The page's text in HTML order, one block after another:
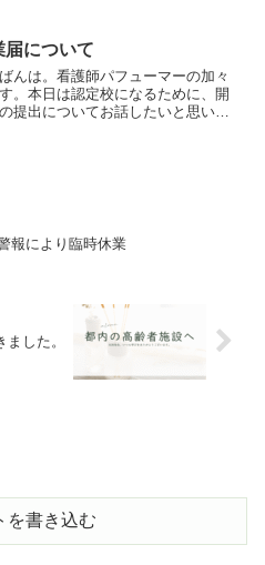
す。今日は普段何気なく使ってい
を少し調べてみまし...
届について
んは。看護師パフューマーの加々
。本日は認定校になるために、開
提出についてお話したいと思いま
報により臨時休業
した。
を書き込む